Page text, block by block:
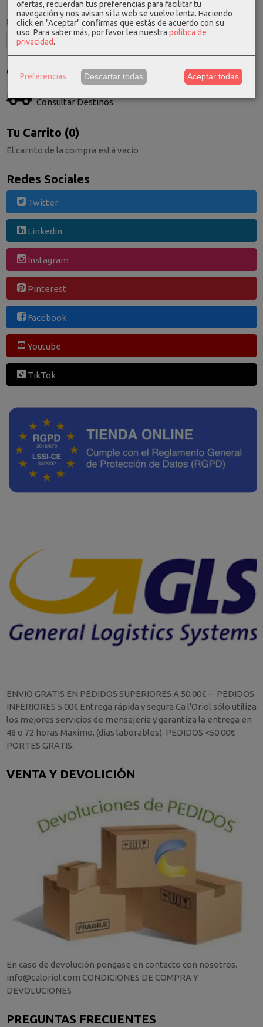
Idioma
Costes de Envío
Consultar Destinos
Tu Carrito (0)
El carrito de la compra está vacío
Redes Sociales
Twitter
Linkedin
Instagram
Pinterest
Facebook
Youtube
TikTok
ENVIO GRATIS EN PEDIDOS SUPERIORES A 50.00€ -- PEDIDOS
INFERIORES 5.00€ Entrega rápida y segura Ca l'Oriol sólo utiliza
los mejores servicios de mensajería y garantiza la entrega en
48 o 72 horas Maximo, (dias laborables). PEDIDOS <50.00€
PORTES GRATIS.
VENTA Y DEVOLICIÓN
En caso de devolución pongase en contacto con nosotros.
info@caloriol.com CONDICIONES DE COMPRA Y
DEVOLUCIONES
PREGUNTAS FRECUENTES
ofertas, recuerdan tus preferencias para facilitar tu
navegación y nos avisan si la web se vuelve lenta. Haciendo
click en "Aceptar" confirmas que estás de acuerdo con su
uso. Para saber más, por favor lea nuestra política de
privacidad.
Preferencias Descartar todas Aceptar todas